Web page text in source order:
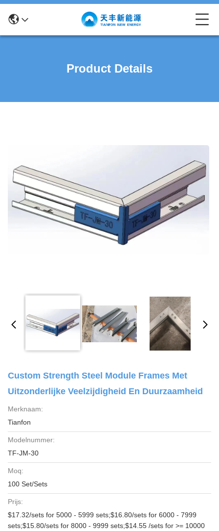
Product Details
Custom Strength Steel Module Frames Met
Uitzonderlijke Veelzijdigheid En Duurzaamheid
Merknaam:
Tianfon
Modelnummer:
TF-JM-30
Moq:
100 Set/Sets
Prijs:
$17.32/sets for 5000 - 5999 sets;$16.80/sets for 6000 - 7999
sets;$15.80/sets for 8000 - 9999 sets;$14.55 /sets for >= 10000